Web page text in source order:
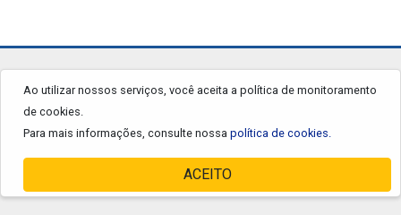
Ao utilizar nossos serviços, você aceita a política de monitoramento
de cookies.
Para mais informações, consulte nossa política de cookies.
ACEITO
jornalgrandourados.com.br